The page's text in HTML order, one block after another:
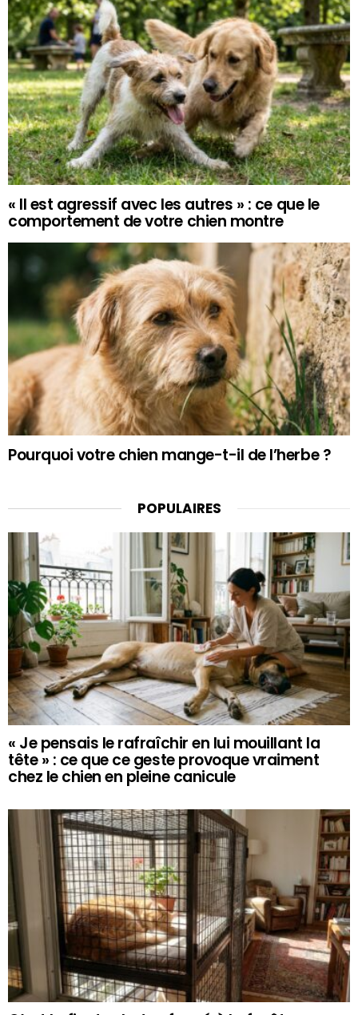
« Il est agressif avec les autres » : ce que le
comportement de votre chien montre
Pourquoi votre chien mange-t-il de l’herbe ?
POPULAIRES
« Je pensais le rafraîchir en lui mouillant la
tête » : ce que ce geste provoque vraiment
chez le chien en pleine canicule